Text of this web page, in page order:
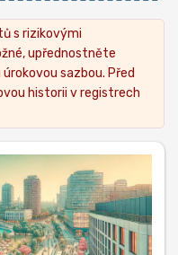
s rizikovými
upřednostněte
úrokovou sazbou. Před
historii v registrech